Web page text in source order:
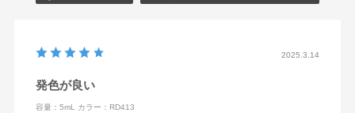
2025.3.14
発色が良い
容量：5mL カラー：RD413